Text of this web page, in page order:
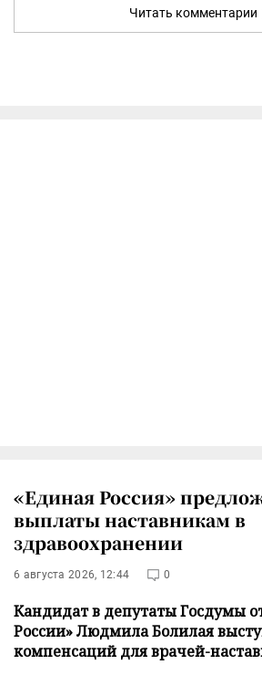
Читать комментарии
«Единая Россия»
выплаты наставникам в
здравоохранении
6 августа 2026, 12:44 0
Кандидат в депутаты Госдумы
России» Людмила Болилая
компенсаций для врачей-